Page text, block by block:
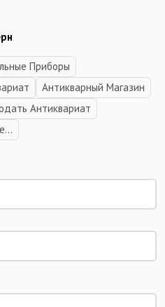
Приборы
Антикварный Магазин
Антиквариат